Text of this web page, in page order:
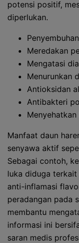
potensi positif,
diperlukan.
Meredakan
Mengatasi
Menurunkan
Antioksidan
Antibakteri
Manfaat daun
senyawa aktif
Sebagai contoh,
luka diduga
anti-inflamasi
peradangan pada
membantu
informasi ini
saran medis